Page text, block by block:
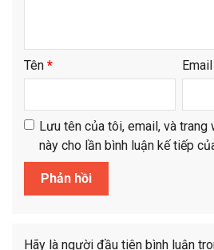
Tên * Email
Lưu tên của tôi, email, và trang
này cho lần bình luận kế tiếp
Hãy là người đầu tiên bình luận